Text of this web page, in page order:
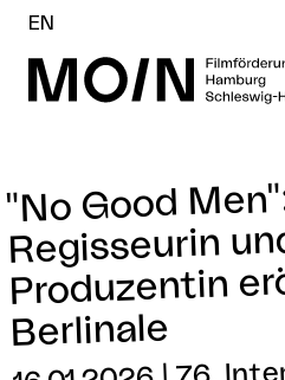
EN
"No Good
Regisseurin
Produzentin
Berlinale